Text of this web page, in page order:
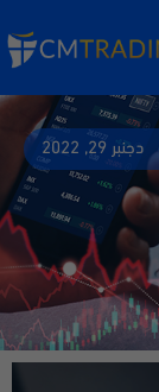
دجنبر 29, 2022